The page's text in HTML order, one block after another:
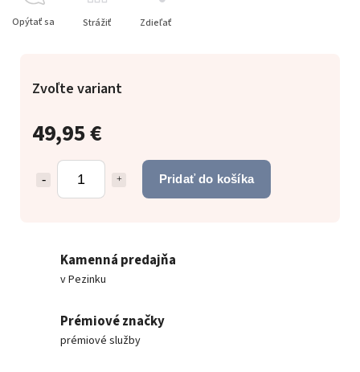
49,95 €
Pridať do košíka
Zvoľte variant
Opýtať sa Strážiť Zdieľať
Kamenná predajňa
v Pezinku
Prémiové značky
prémiové služby